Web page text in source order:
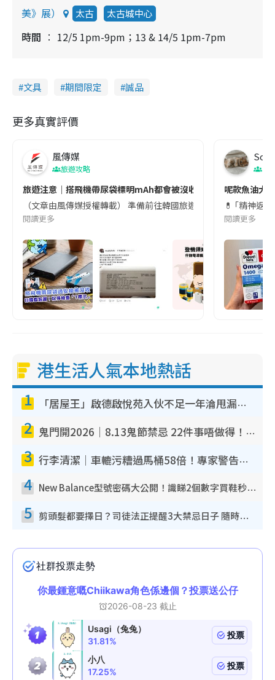
美》展）
太古 太古城中心
時間 12/5 1pm-9pm；13 & 14/5 1pm-7pm
文具 期間限定 誠品
更多真實評價
風傳媒
旅遊攻略
旅遊注意｜搭飛機帶尿袋標明mAh都會被沒收😱出發前切記檢查
（文章由風傳媒授權轉載） 準備前往韓國旅遊的民眾，近期要
閱讀更多
Soul
呢款魚油大
💊 ｢精神返
閱讀更多
港生活人氣本地熱話
1 「居屋王」啟德啟悅苑入伙不足一年淪甩漏之王！插頭噴火花致大停電 多戶業主全屋家電報銷
2 鬼門開2026｜8.13鬼節禁忌 22件事唔做得！燒肉、刺身要少食？半夜勿吹口哨/打呢個電話
3 行李清潔｜車轆污糟過馬桶58倍！專家警告忌用酒精抹 教1招免污手除菌
4 New Balance型號密碼大公開！識睇2個數字買鞋秒知功能免中伏 附5大熱門鞋款
5 剪頭髮都要擇日？司徒法正提醒3大禁忌日子 隨時剪走財運！呢日剪髮恐「剪壽命」？